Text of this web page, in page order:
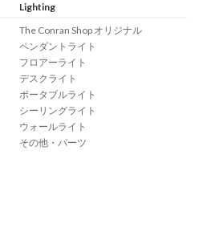
Lighting
The Conran Shop オリジナル
ペンダントライト
フロアーライト
デスクライト
ポータブルライト
シーリングライト
ウォールライト
その他・パーツ